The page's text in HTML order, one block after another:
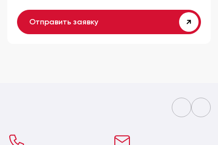
Отправить заявку